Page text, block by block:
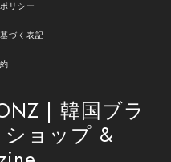
喜んでいただけて大変
よう、丁寧な対応を心
になる商品がございま
リシー
づく表記
| 韓国ブラ
ョップ &